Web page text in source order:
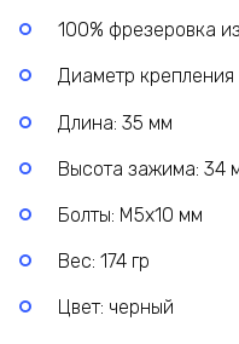
100% фрезеровка
Диаметр крепления
Длина: 35 мм
Высота зажима: 34
Болты: M5x10 мм
Вес: 174 гр
Цвет: черный